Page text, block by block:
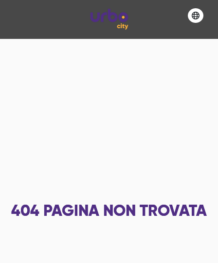
404 PAGINA NON TROVATA